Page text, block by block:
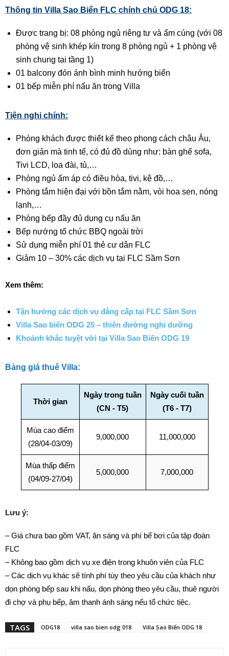
Thông tin Villa Sao Biển FLC chính chủ ODG 18:
Được trang bị: 08 phòng ngủ riêng tư và ấm cúng (với 08
phòng vệ sinh khép kín trong 8 phòng ngủ + 1 phòng vệ
sinh chung tại tầng 1)
01 balcony đón ánh bình minh hướng biển
01 bếp miễn phí nấu ăn trong Villa
Tiện nghi chính:
Phòng khách được thiết kế theo phong cách châu Âu,
đơn giản mà tinh tế, có đủ đồ dùng như: bàn ghế sofa,
Tivi LCD, loa đài, tủ,…
Phòng ngủ ấm áp có điều hòa, tivi, kệ đồ,…
Phòng tắm hiện đại với bồn tắm nằm, vòi hoa sen, nóng
lạnh,…
Phòng bếp đầy đủ dụng cụ nấu ăn
Bếp nướng tổ chức BBQ ngoài trời
Sử dụng miễn phí 01 thẻ cư dân FLC
Giảm 10 – 30% các dịch vụ tại FLC Sầm Sơn
Xem thêm:
Tận hưởng các dịch vụ đẳng cấp tại FLC Sầm Sơn
Villa Sao biển ODG 25 – thiên đường nghỉ dưỡng
Khoảnh khắc tuyệt vời tại Villa Sao Biển ODG 19
Bảng giá thuê Villa:
Thời gian
Ngày trong tuần
(CN - T5)
Ngày cuối tuần
(T6 - T7)
Mùa cao điểm
(28/04-03/09)
9,000,000 11,000,000
Mùa thấp điểm
(04/09-27/04)
5,000,000 7,000,000
Lưu ý:
– Giá chưa bao gồm VAT, ăn sáng và phí bể bơi của tập đoàn
FLC
– Không bao gồm dịch vụ xe điện trong khuôn viên của FLC
– Các dịch vụ khác sẽ tính phí tùy theo yêu cầu của khách như
dọn phòng bếp sau khi nấu, dọn phòng theo yêu cầu, thuê người
đi chợ và phụ bếp, âm thanh ánh sáng nếu tổ chức tiệc.
TAGS ODG18 villa sao bien odg 018 Villa Sao Biển ODG 18